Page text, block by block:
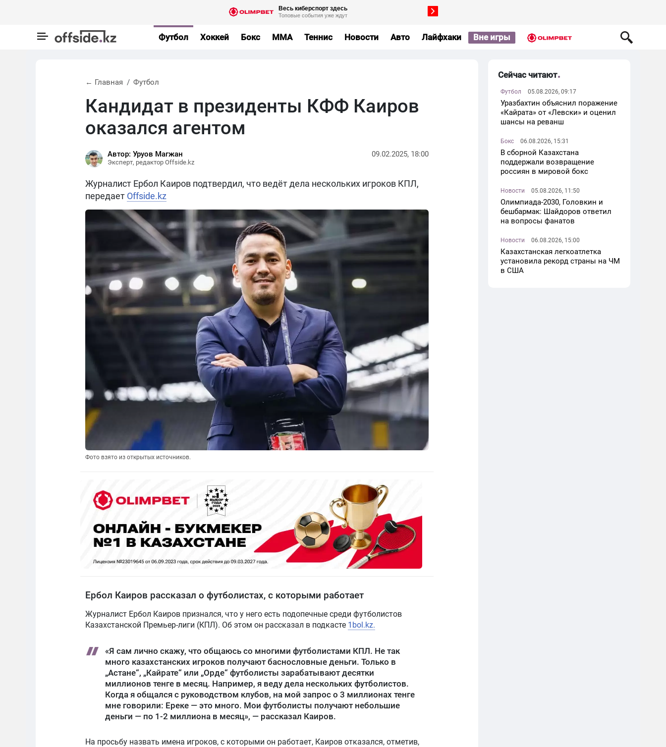
Футбол Хоккей Бокс MMA Теннис Новости Авто Лайфхаки Вне игры
← Главная Футбол
Кандидат в президенты КФФ Каиров
оказался агентом
Автор: Уруов Магжан
Эксперт, редактор Offside.kz
09.02.2025, 18:00
Журналист Ербол Каиров подтвердил, что ведёт дела нескольких игроков КПЛ,
передает Offside.kz
Фото взято из открытых источников.
Ербол Каиров рассказал о футболистах, с которыми работает
Журналист Ербол Каиров признался, что у него есть подопечные среди футболистов
Казахстанской Премьер-лиги (КПЛ). Об этом он рассказал в подкасте 1bol.kz.
«Я сам лично скажу, что общаюсь со многими футболистами КПЛ. Не так
много казахстанских игроков получают баснословные деньги. Только в
„Астане“, „Кайрате“ или „Орде“ футболисты зарабатывают десятки
миллионов тенге в месяц. Например, я веду дела нескольких футболистов.
Когда я общался с руководством клубов, на мой запрос о 3 миллионах тенге
мне говорили: Ереке — это много. Мои футболисты получают небольшие
деньги — по 1-2 миллиона в месяц», — рассказал Каиров.
На просьбу назвать имена игроков, с которыми он работает, Каиров отказался, отметив,
Сейчас читают
Футбол 05.08.2026, 09:17
Уразбахтин объяснил поражение
«Кайрата» от «Левски» и оценил
шансы на реванш
Бокс 06.08.2026, 15:31
В сборной Казахстана
поддержали возвращение
россиян в мировой бокс
Новости 05.08.2026, 11:50
Олимпиада-2030, Головкин и
бешбармак: Шайдоров ответил
на вопросы фанатов
Новости 06.08.2026, 15:00
Казахстанская легкоатлетка
установила рекорд страны на ЧМ
в США